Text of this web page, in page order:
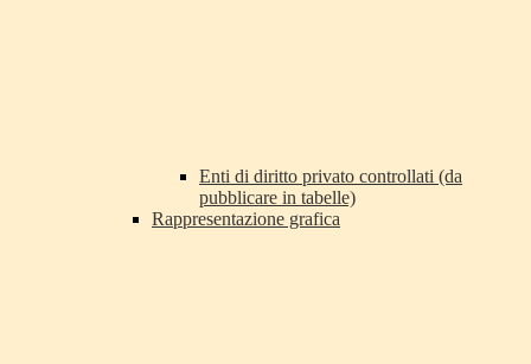
Enti di diritto privato controllati (da
pubblicare in tabelle)
Rappresentazione grafica